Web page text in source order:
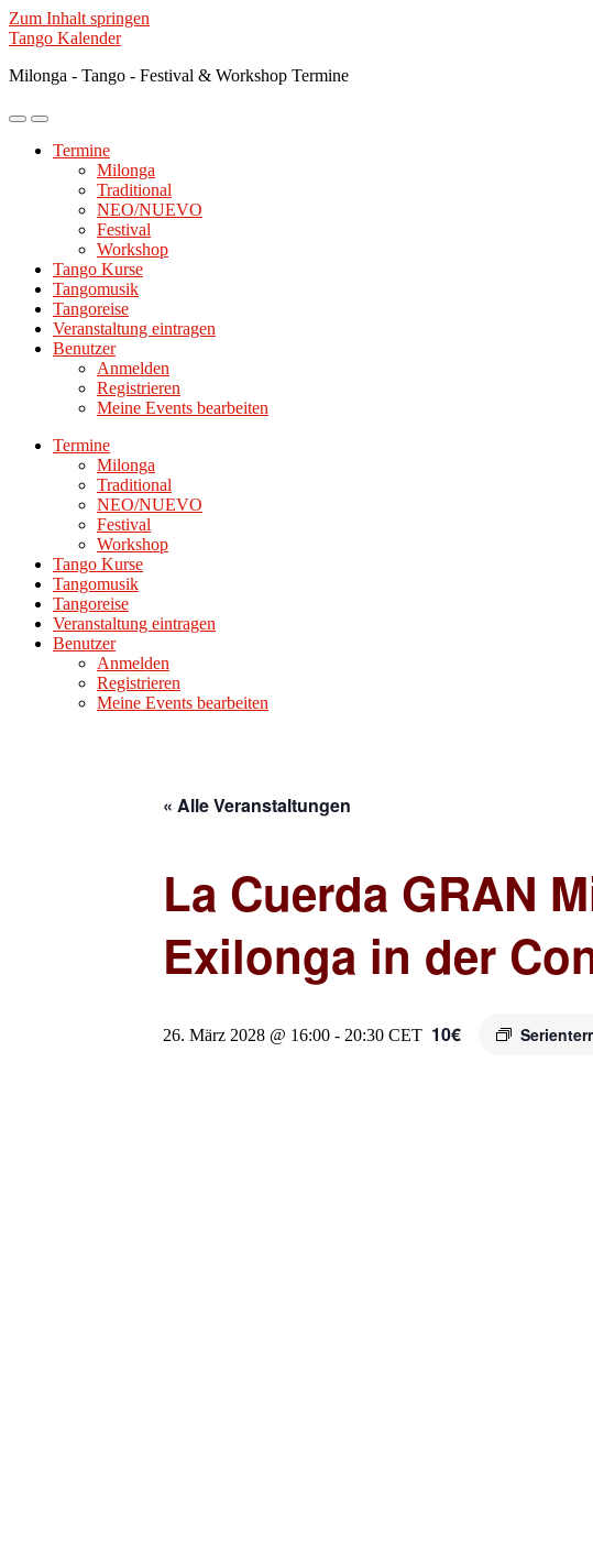
Zum Inhalt springen
Tango Kalender
Milonga - Tango - Festival & Workshop Termine
Mobile-
ein-/ausblenden
Suchfeld
ein-/ausblenden
Termine
Milonga
Traditional
NEO/NUEVO
Festival
Workshop
Tango Kurse
Tangomusik
Tangoreise
Veranstaltung eintragen
Benutzer
Anmelden
Registrieren
Meine Events bearbeiten
Termine
Milonga
Traditional
NEO/NUEVO
Festival
Workshop
Tango Kurse
Tangomusik
Tangoreise
Veranstaltung eintragen
Benutzer
Anmelden
Registrieren
Meine Events bearbeiten
« Alle Veranstaltungen
La Cuerda GRAN
Exilonga in der
26. März 2028 @ 16:00 - 20:30 CET 10€